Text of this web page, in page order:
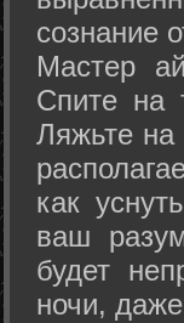
сознание
Мастер
Спите на
Ляжьте
как
ваш
будет
ночи,